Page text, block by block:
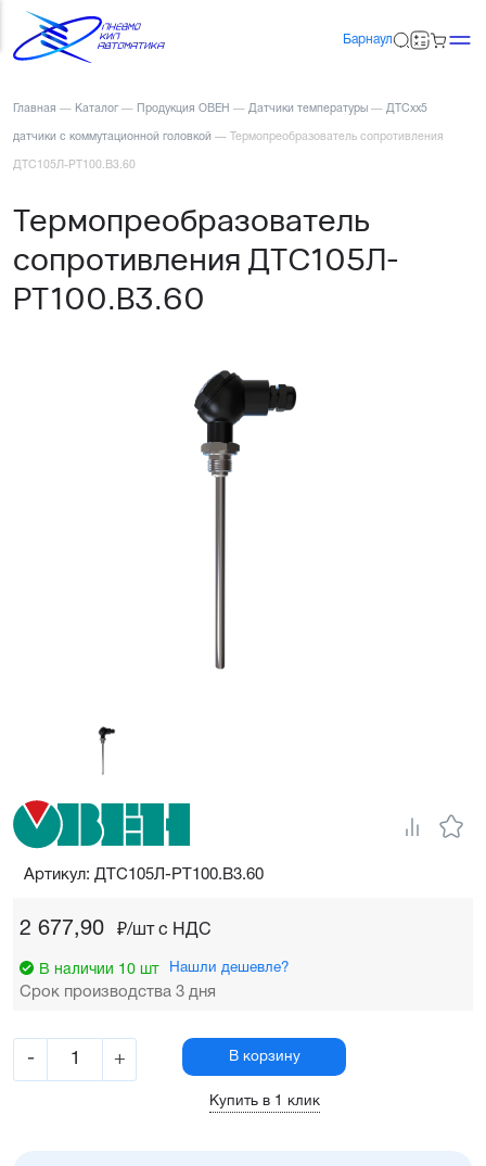
Барнаул
Главная — Каталог — Продукция ОВЕН — Датчики температуры — ДТСхх5
датчики с коммутационной головкой — Термопреобразователь сопротивления
ДТС105Л-РТ100.В3.60
Термопреобразователь
сопротивления ДТС105Л-
РТ100.В3.60
2 677,90 ₽/шт c НДС
В наличии 10 шт Нашли дешевле?
Срок производства 3 дня
- + В корзину
Купить в 1 клик
Артикул: ДТС105Л-РТ100.В3.60